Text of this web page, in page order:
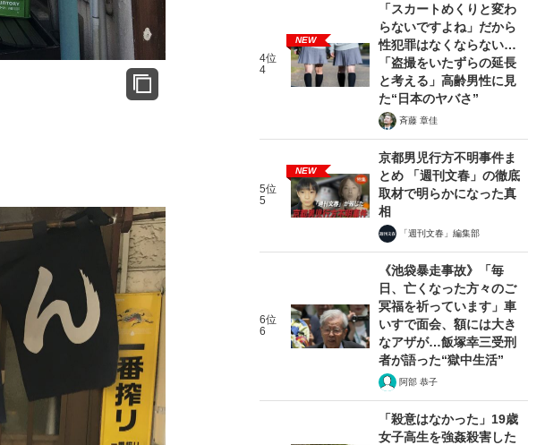
4位
4
NEW
「スカートめくりと変わ
らないですよね」だから
性犯罪はなくならない…
「盗撮をいたずらの延長
と考える」高齢男性に見
た“日本のヤバさ”
斉藤 章佳
5位
5
NEW
京都男児行方不明事件ま
とめ 「週刊文春」の徹底
取材で明らかになった真
相
「週刊文春」編集部
6位
6
《池袋暴走事故》「毎
日、亡くなった方々のご
冥福を祈っています」車
いすで面会、額には大き
なアザが…飯塚幸三受刑
者が語った“獄中生活”
阿部 恭子
「殺意はなかった」19歳
女子高生を強姦殺害した